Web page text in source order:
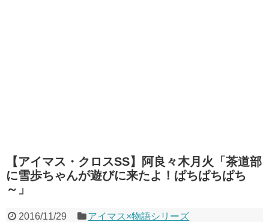
【アイマス・クロスSS】阿良々木月火「茶道部
に雪歩ちゃんが遊びに来たよ！ぱちぱちぱち
～」
2016/11/29 アイマス×物語シリーズ